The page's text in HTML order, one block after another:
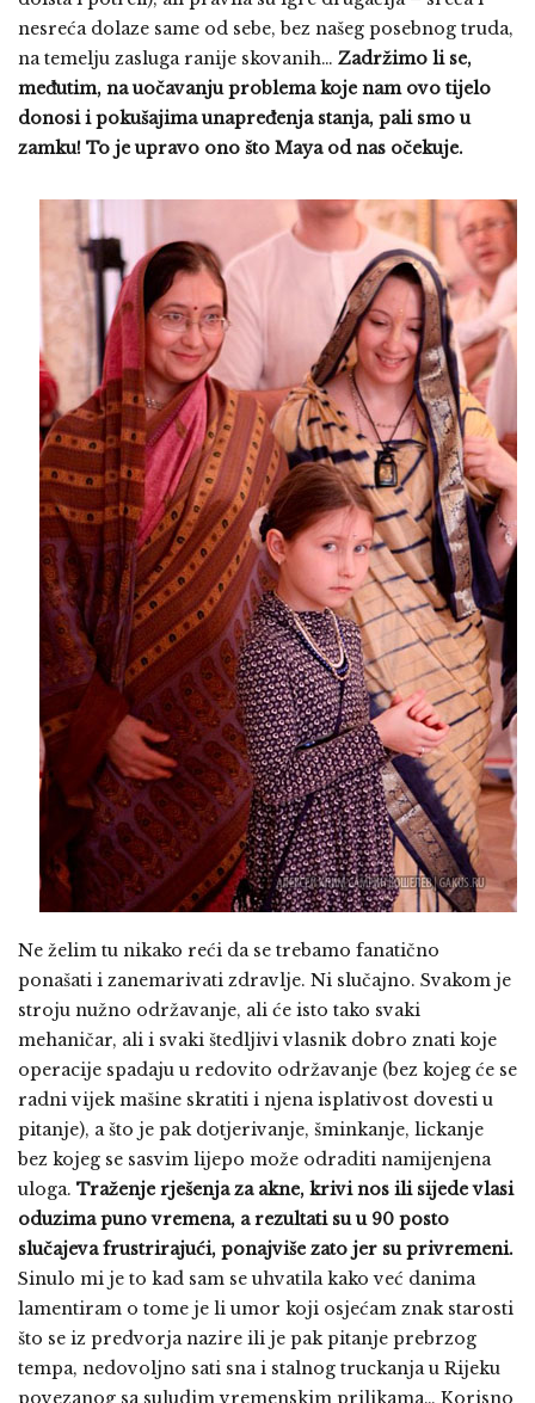
nesreća dolaze same od sebe, bez našeg posebnog truda,
na temelju zasluga ranije skovanih… Zadržimo li se,
međutim, na uočavanju problema koje nam ovo tijelo
donosi i pokušajima unapređenja stanja, pali smo u
zamku! To je upravo ono što Maya od nas očekuje.
Ne želim tu nikako reći da se trebamo fanatično
ponašati i zanemarivati zdravlje. Ni slučajno. Svakom je
stroju nužno održavanje, ali će isto tako svaki
mehaničar, ali i svaki štedljivi vlasnik dobro znati koje
operacije spadaju u redovito održavanje (bez kojeg će se
radni vijek mašine skratiti i njena isplativost dovesti u
pitanje), a što je pak dotjerivanje, šminkanje, lickanje
bez kojeg se sasvim lijepo može odraditi namijenjena
uloga. Traženje rješenja za akne, krivi nos ili sijede vlasi
oduzima puno vremena, a rezultati su u 90 posto
slučajeva frustrirajući, ponajviše zato jer su privremeni.
Sinulo mi je to kad sam se uhvatila kako već danima
lamentiram o tome je li umor koji osjećam znak starosti
što se iz predvorja nazire ili je pak pitanje prebrzog
tempa, nedovoljno sati sna i stalnog truckanja u Rijeku
povezanog sa suludim vremenskim prilikama… Korisno